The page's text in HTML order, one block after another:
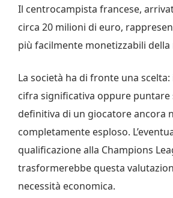
Il centrocampista francese,
circa 20 milioni di euro,
più facilmente monetizzabili
La società ha di fronte una
cifra significativa oppure puntare
definitiva di un giocatore ancora
completamente esploso.
qualificazione alla Champions
trasformerebbe questa
necessità economica.